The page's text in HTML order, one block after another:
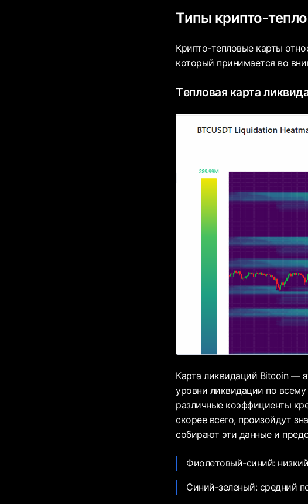
Типы крипто-
Крипто-тепловые карты
который принимается во
Tепловая карта
Карта ликвидаций Bitcoin —
уровни ликвидации по
различные коэффициенты
скорее всего, произойдут
собирают эти данные и
Фиолетовый-синий:
Синий-зеленый: средний